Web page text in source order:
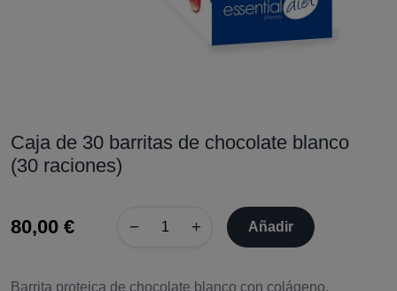
Caja de 30 barritas de chocolate blanco
(30 raciones)
80,00 € − + Añadir
Barrita proteica de chocolate blanco con colágeno.